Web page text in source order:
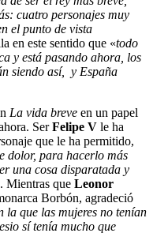
cuatro personajes muy
el punto de vista
en este sentido que «todo
y está pasando ahora, los
siendo así, y España
La vida breve en un papel
SerFelipe V le ha
que le ha permitido,
dolor, para hacerlo más
una cosa disparatada y
Mientras que Leonor
Borbón, agradeció
la que las mujeres no tenían
sí tenía mucho que